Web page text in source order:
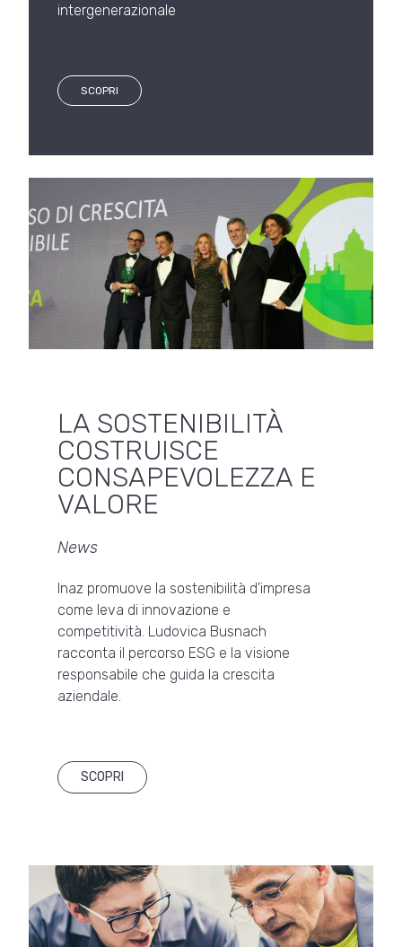
intergenerazionale
SCOPRI
LA SOSTENIBILITÀ
COSTRUISCE
CONSAPEVOLEZZA E
VALORE
News
Inaz promuove la sostenibilità d’impresa
come leva di innovazione e
competitività. Ludovica Busnach
racconta il percorso ESG e la visione
responsabile che guida la crescita
aziendale.
SCOPRI